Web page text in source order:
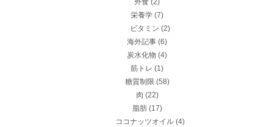
外食 (2)
栄養学 (7)
ビタミン (2)
海外記事 (6)
炭水化物 (4)
筋トレ (1)
糖質制限 (58)
肉 (22)
脂肪(17)
ココナッツオイル (4)